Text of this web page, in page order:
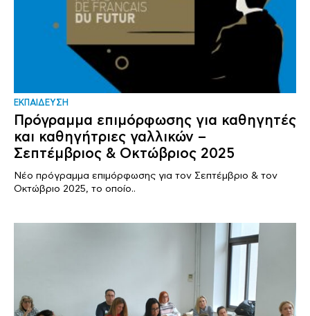
ΕΚΠΑΙΔΕΥΣΗ
Πρόγραμμα επιμόρφωσης για καθηγητές
και καθηγήτριες γαλλικών –
Σεπτέμβριος & Οκτώβριος 2025
Νέο πρόγραμμα επιμόρφωσης για τον Σεπτέμβριο & τον
Οκτώβριο 2025, το οποίο..